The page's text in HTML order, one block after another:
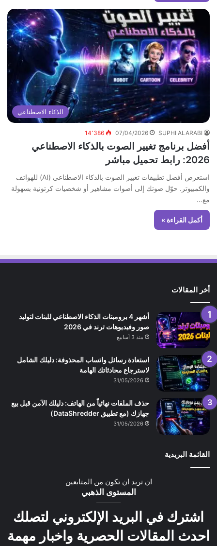
الذكاء الاصطناعي
SUPHI ALARABI
07/04/2026 14٬386
أفضل برنامج تغيير الصوت بالذكاء الاصطناعي
2026: رابط تحميل مباشر
استعرض أفضل تطبيقات تغيير الصوت بالذكاء الاصطناعي (AI) للهواتف
والكمبيوتر. حوّل صوتك إلى أصوات مشاهير أو شخصيات كرتونية بسهولة
مع…
أكمل القراءة »
أخر المقالات
أشهر 4 برومبتات الذكاء الاصطناعي للبنات لتوليد
صور وفيديوهات ترند في 2026
منذ 3 أسابيع
استعادة رسائل واتساب المحذوفة: دليلك الشامل
لاسترجاع محادثاتك الهامة
31/05/2026
حذف الملفات نهائياً من الهاتف: دليلك الآمن قبل بيع
جهازك (مع تطبيق DataShredder)
31/05/2026
القائمة البريدية
ان تريد ان تكون من المتابعين
المستوى الذهبي
اشترك في البريد الإلكتروني لتصلك
احدث المقالات الحصرية واخبار مهمة